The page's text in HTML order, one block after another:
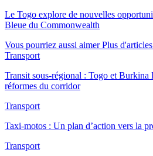
Le Togo explore de nouvelles
Bleue du Commonwealth
Vous pourriez aussi aimer Plus
Transport
Transit sous-régional : Togo et Burkina
réformes du corridor
Transport
Taxi-motos : Un plan d’action vers la
Transport